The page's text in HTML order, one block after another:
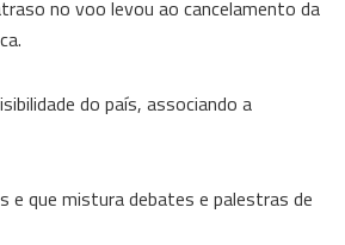
no voo levou ao cancelamento da
do país, associando a
e que mistura debates e palestras de